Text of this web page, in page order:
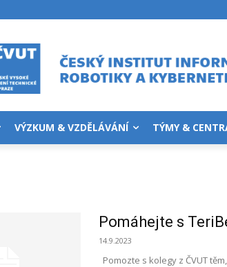
VÝZKUM & VZDĚLÁVÁNÍ TÝMY &
Pomáhejte s
14.9.2023
Pomozte s kolegy z ČVUT